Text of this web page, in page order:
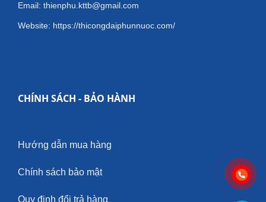
Email: thienphu.kttb@gmail.com
Website: https://thicongdaiphunnuoc.com/
CHÍNH SÁCH - BẢO HÀNH
Hướng dẫn mua hàng
Chính sách bảo mật
Quy định đổi trả hàng